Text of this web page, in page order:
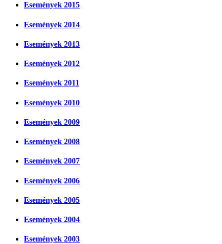
Események 2015
Események 2014
Események 2013
Események 2012
Események 2011
Események 2010
Események 2009
Események 2008
Események 2007
Események 2006
Események 2005
Események 2004
Események 2003